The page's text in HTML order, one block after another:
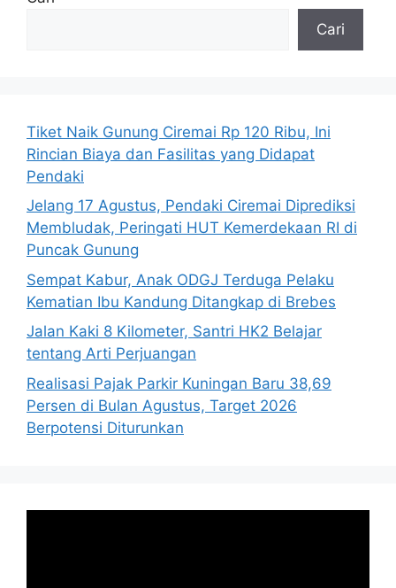
Cari
Tiket Naik Gunung Ciremai Rp 120 Ribu, Ini
Rincian Biaya dan Fasilitas yang Didapat
Pendaki
Jelang 17 Agustus, Pendaki Ciremai Diprediksi
Membludak, Peringati HUT Kemerdekaan RI di
Puncak Gunung
Sempat Kabur, Anak ODGJ Terduga Pelaku
Kematian Ibu Kandung Ditangkap di Brebes
Jalan Kaki 8 Kilometer, Santri HK2 Belajar
tentang Arti Perjuangan
Realisasi Pajak Parkir Kuningan Baru 38,69
Persen di Bulan Agustus, Target 2026
Berpotensi Diturunkan